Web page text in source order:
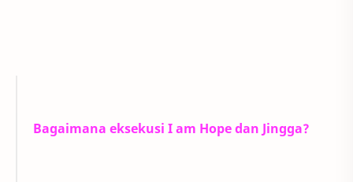
Bagaimana eksekusi I am Hope dan Jingga?